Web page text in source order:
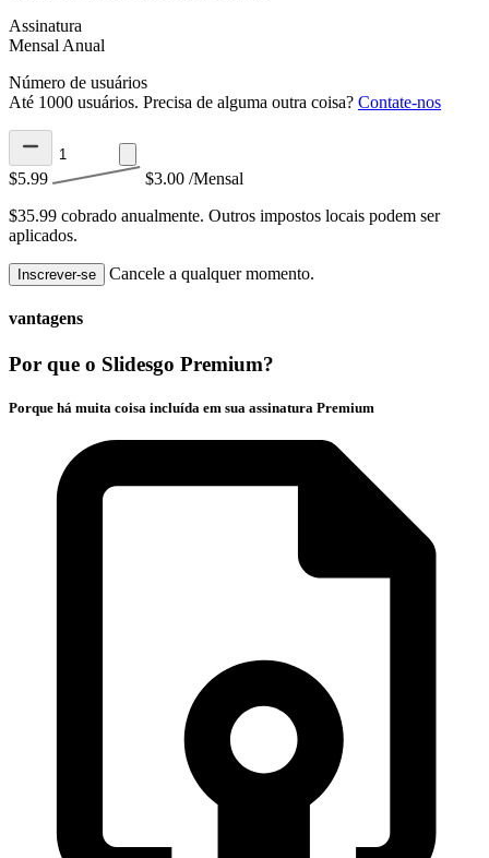
Assinatura
Mensal Anual
Número de usuários
Até 1000 usuários. Precisa de alguma outra coisa? Contate-nos
$5.99 $3.00 /Mensal
$35.99 cobrado anualmente. Outros impostos locais podem ser
aplicados.
Inscrever-se Cancele a qualquer momento.
vantagens
Por que o Slidesgo Premium?
Porque há muita coisa incluída em sua assinatura Premium